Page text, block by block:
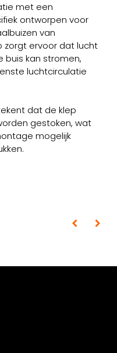
met een
ontworpen voor
van
zorgt ervoor dat lucht
buis kan stromen,
luchtcirculatie
dat de klep
gestoken, wat
mogelijk